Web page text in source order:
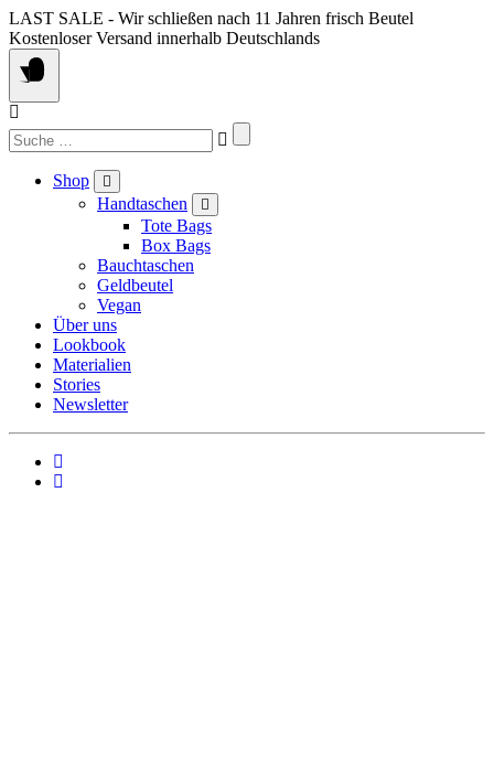
Springe
zum
Inhalt
LAST SALE - Wir schließen nach 11 Jahren frisch Beutel
Kostenloser Versand innerhalb Deutschlands
Suchen
nach:
Shop
Handtaschen
Tote Bags
Box Bags
Bauchtaschen
Geldbeutel
Vegan
Über uns
Lookbook
Materialien
Stories
Newsletter